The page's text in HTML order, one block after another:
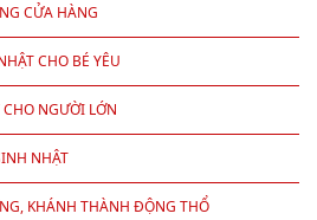
CỬA HÀNG
CHO BÉ YÊU
NGƯỜI LỚN
NHẬT
KHÁNH THÀNH ĐỘNG THỔ